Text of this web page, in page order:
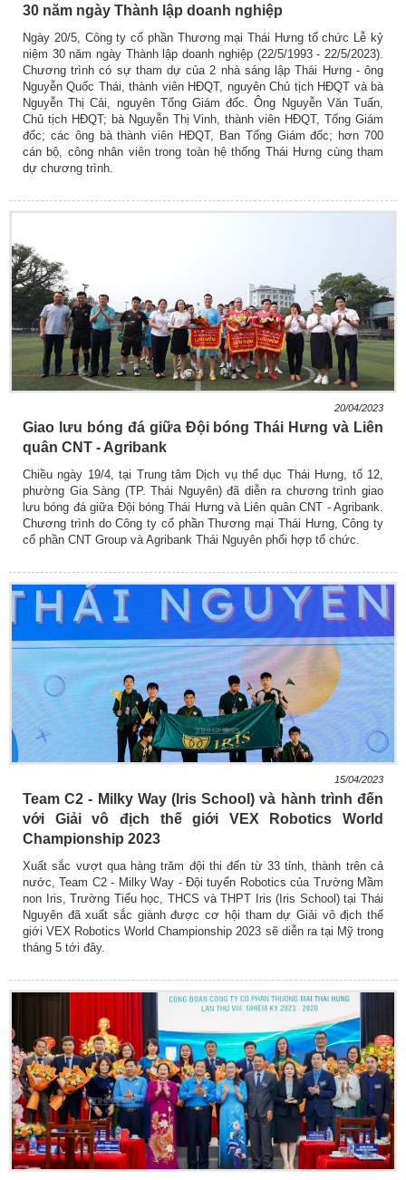
30 năm ngày Thành lập doanh nghiệp
Ngày 20/5, Công ty cổ phần Thương mại Thái Hưng tổ chức Lễ kỷ
niệm 30 năm ngày Thành lập doanh nghiệp (22/5/1993 - 22/5/2023).
Chương trình có sự tham dự của 2 nhà sáng lập Thái Hưng - ông
Nguyễn Quốc Thái, thành viên HĐQT, nguyên Chủ tịch HĐQT và bà
Nguyễn Thị Cải, nguyên Tổng Giám đốc. Ông Nguyễn Văn Tuấn,
Chủ tịch HĐQT; bà Nguyễn Thị Vinh, thành viên HĐQT, Tổng Giám
đốc; các ông bà thành viên HĐQT, Ban Tổng Giám đốc; hơn 700
cán bộ, công nhân viên trong toàn hệ thống Thái Hưng cùng tham
dự chương trình.
20/04/2023
Giao lưu bóng đá giữa Đội bóng Thái Hưng và Liên
quân CNT - Agribank
Chiều ngày 19/4, tại Trung tâm Dịch vụ thể dục Thái Hưng, tổ 12,
phường Gia Sàng (TP. Thái Nguyên) đã diễn ra chương trình giao
lưu bóng đá giữa Đội bóng Thái Hưng và Liên quân CNT - Agribank.
Chương trình do Công ty cổ phần Thương mại Thái Hưng, Công ty
cổ phần CNT Group và Agribank Thái Nguyên phối hợp tổ chức.
15/04/2023
Team C2 - Milky Way (Iris School) và hành trình đến
với Giải vô địch thế giới VEX Robotics World
Championship 2023
Xuất sắc vượt qua hàng trăm đội thi đến từ 33 tỉnh, thành trên cả
nước, Team C2 - Milky Way - Đội tuyển Robotics của Trường Mầm
non Iris, Trường Tiểu học, THCS và THPT Iris (Iris School) tại Thái
Nguyên đã xuất sắc giành được cơ hội tham dự Giải vô địch thế
giới VEX Robotics World Championship 2023 sẽ diễn ra tại Mỹ trong
tháng 5 tới đây.